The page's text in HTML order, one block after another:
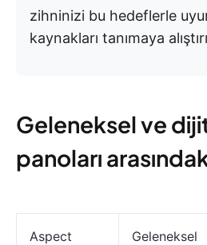
zihninizi bu hedeflerle
kaynakları tanımaya
Geleneksel ve
panoları
Aspect
Geleneksel